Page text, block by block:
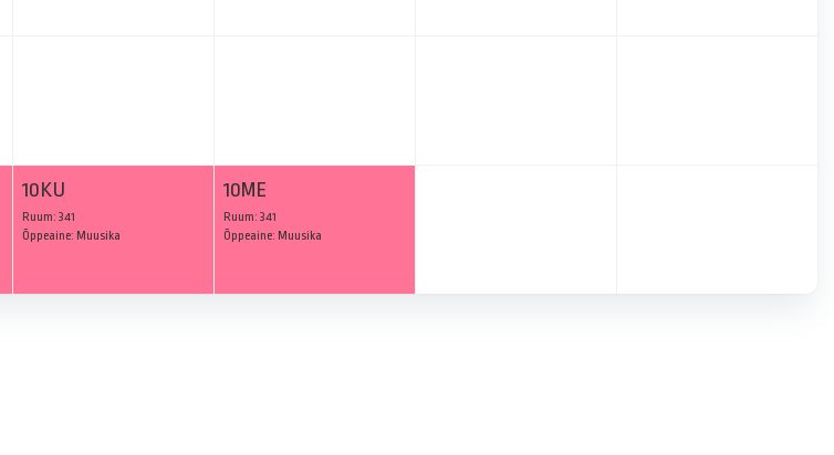
10KU
Ruum: 341
Õppeaine: Muusika
10ME
Ruum: 341
Õppeaine: Muusika